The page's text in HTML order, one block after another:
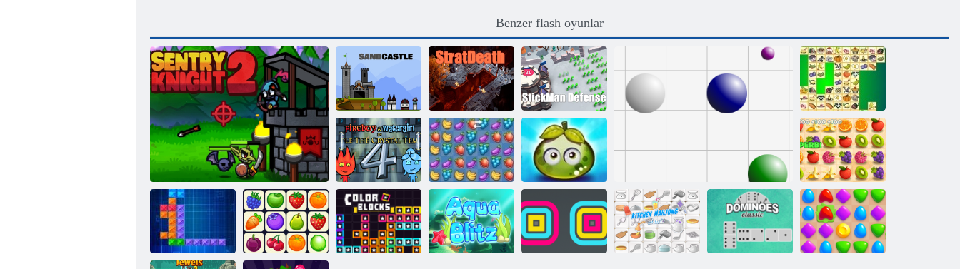
Benzer flash oyunlar
Kum Kalesi Strateath
Çöp Adam
Savunması
Kris Mahjong
Ateş ve Su 4 Fruit Crush
meyveler
Sulu çizgi